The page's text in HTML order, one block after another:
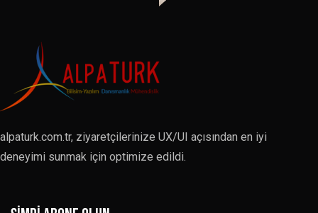
alpaturk.com.tr, ziyaretçilerinize UX/UI açısından en iyi
deneyimi sunmak için optimize edildi.